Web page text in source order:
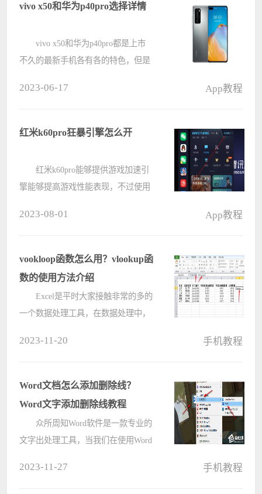
vivo x50和华为p40pro选择详情
vivo x50和华为p40pro都是上市
不久的最新手机各有各的特色，但是
为p40pro哪个好： vivo X50????
2023-06-17 App教程
红米k60pro狂暴引擎怎么开
红米k60pro能够提供游戏加速引
擎能够提高游戏性能表现，不过使用
边导航键就可以打开。 红米
k60p????
2023-08-01 App教程
vookloop函数怎么用？vlookup函
数的使用方法介绍
Excel是平时大家接触非常的多的
一个数据处理工具，在数据处理中，
找、匹配某一个数值等，那么
VLOOKUP函数????
2023-11-20 手机教程
Word文档怎么添加删除线？
Word文字添加删除线教程
众所周知Word软件是一款专业的
文字出处理工具，当我们在使用Word
2023-11-27 手机教程